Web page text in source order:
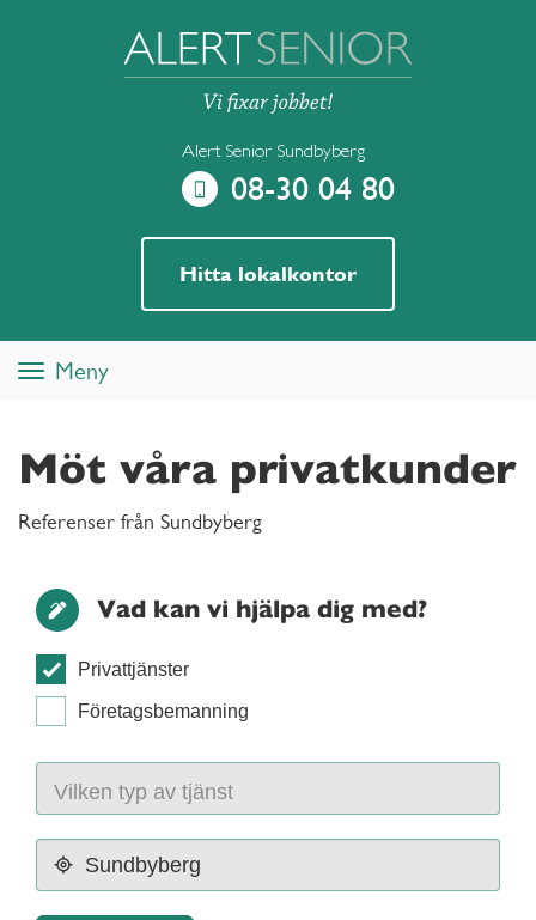
Alert Senior Sundbyberg
08-30 04 80
Hitta lokalkontor
ToggleMeny
Möt våra privatkunder
Referenser från Sundbyberg
Vad kan vi hjälpa dig med?
Privattjänster
Företagsbemanning